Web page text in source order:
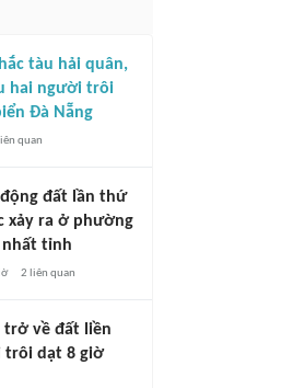
tàu hải quân,
hai người trôi
Đà Nẵng
liên quan
động đất lần thứ
xảy ra ở phường
nhất tỉnh
2 liên quan
trở về đất liền
trôi dạt 8 giờ